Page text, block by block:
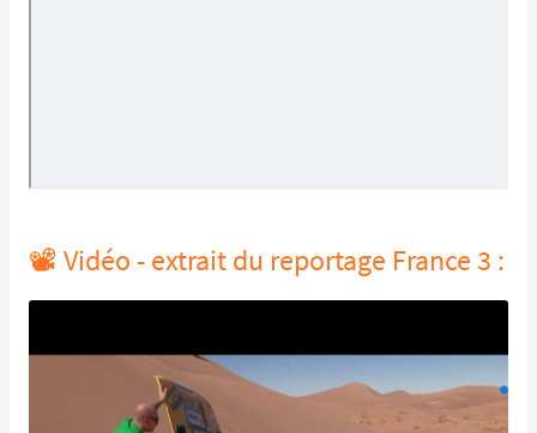
📽️ Vidéo - extrait du reportage France 3 :